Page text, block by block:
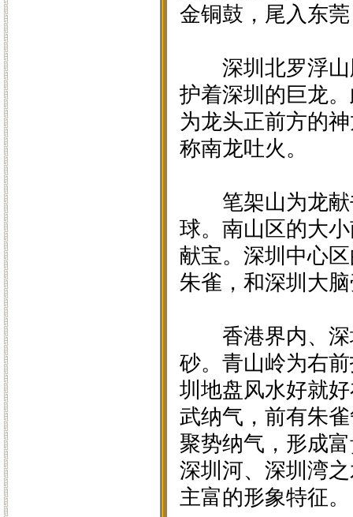
金铜鼓，尾入东
深圳北罗浮山
护着深圳的巨龙
为龙头正前方的
称南龙吐火。
笔架山为龙献
球。南山区的大
献宝。深圳中心
朱雀，和深圳大
香港界内、深
砂。青山岭为右
圳地盘风水好就
武纳气，前有朱
聚势纳气，形成
深圳河、深圳湾
主富的形象特征。